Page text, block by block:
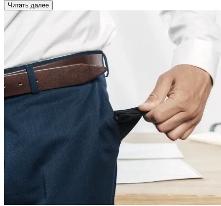
Читать далее